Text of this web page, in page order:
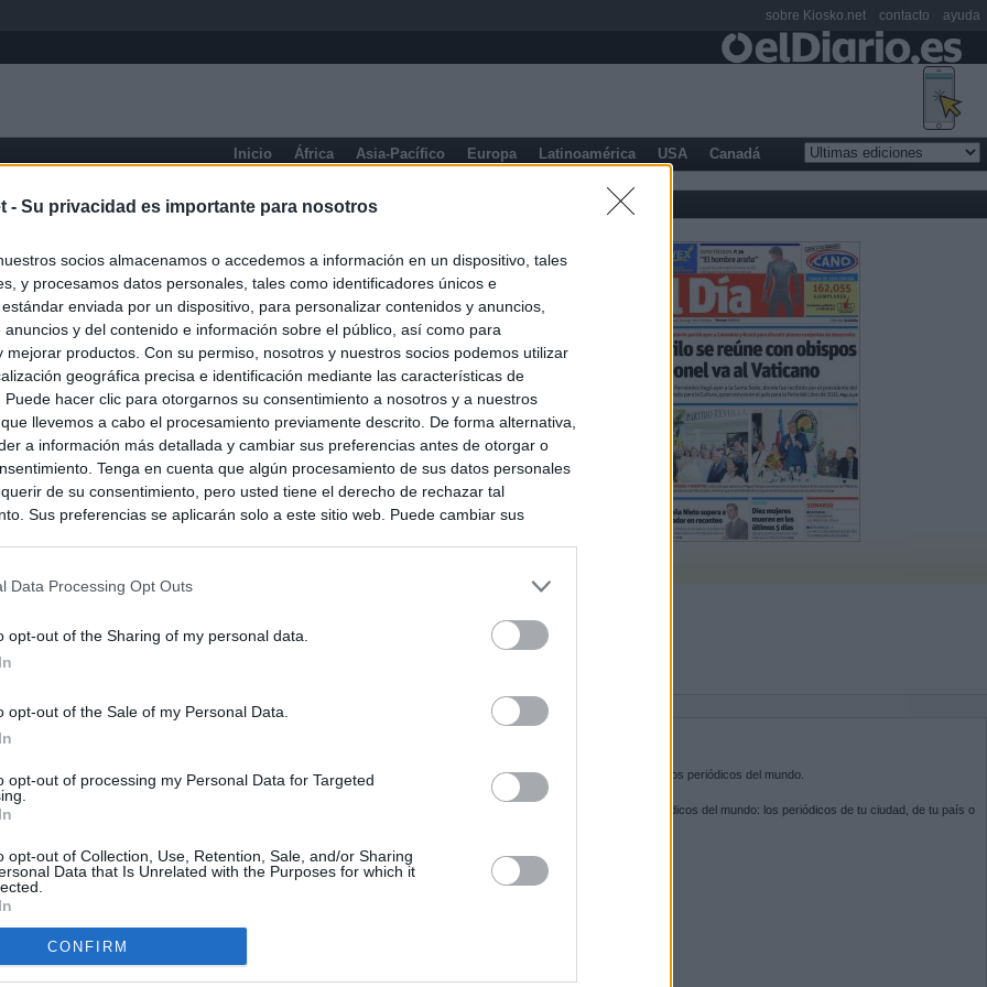
- Su privacidad es importante para nosotros
socios almacenamos o accedemos a información en un dispositivo, tales
y procesamos datos personales, tales como identificadores únicos e
enviada por un dispositivo, para personalizar contenidos y anuncios,
anuncios y del contenido e información sobre el público, así como para
mejorar productos. Con su permiso, nosotros y nuestros socios podemos utilizar
geográfica precisa e identificación mediante las características de
Puede hacer clic para otorgarnos su consentimiento a nosotros y a nuestros
llevemos a cabo el procesamiento previamente descrito. De forma alternativa,
a información más detallada y cambiar sus preferencias antes de otorgar o
Tenga en cuenta que algún procesamiento de sus datos personales
de su consentimiento, pero usted tiene el derecho de rechazar tal
Sus preferencias se aplicarán solo a este sitio web. Puede cambiar sus
Data Processing Opt Outs
opt-out of the Sharing of my personal data.
opt-out of the Sale of my Personal Data.
opt-out of processing my Personal Data for Targeted
opt-out of Collection, Use, Retention, Sale, and/or Sharing
Data that Is Unrelated with the Purposes for which it
CONFIRM
Inicio África Asia-Pacífico Europa Latinoamérica USA Canadá
Ayuso señaló por la compra del ático: "Lo que no se dice es
residencia oficial para la presidenta"
Ayuso no puede destinar directamente la venta del ático de
por los incendios
Kiosko.netes la puerta de entrada a los periódicos del mundo.
Navega por las portadas de los periódicos del mundo: los periódicos de tu ciudad, de tu país o
SÍGUENOS
sobre Kiosko.net contacto ayuda